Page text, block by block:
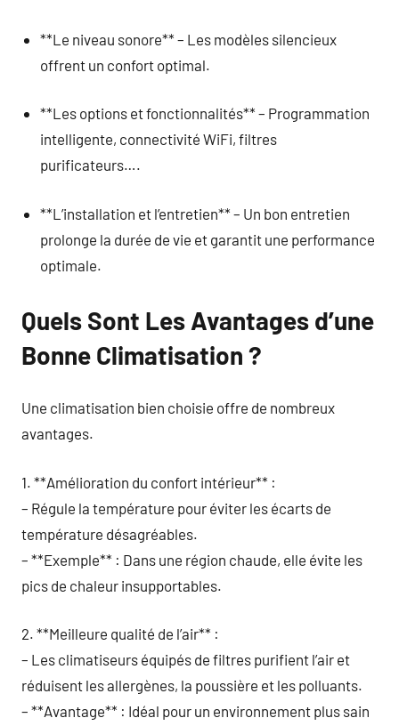
**Le niveau sonore** – Les modèles silencieux
offrent un confort optimal.
**Les options et fonctionnalités** – Programmation
intelligente, connectivité WiFi, filtres
purificateurs….
**L’installation et l’entretien** – Un bon entretien
prolonge la durée de vie et garantit une performance
optimale.
Quels Sont Les Avantages d’une
Bonne Climatisation ?
Une climatisation bien choisie offre de nombreux
avantages.
1. **Amélioration du confort intérieur** :
– Régule la température pour éviter les écarts de
température désagréables.
– **Exemple** : Dans une région chaude, elle évite les
pics de chaleur insupportables.
2. **Meilleure qualité de l’air** :
– Les climatiseurs équipés de filtres purifient l’air et
réduisent les allergènes, la poussière et les polluants.
– **Avantage** : Idéal pour un environnement plus sain